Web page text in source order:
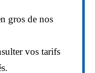
gros de nos
vos tarifs